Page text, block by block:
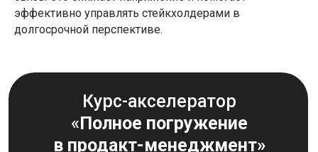
эффективно управлять стейкхолдерами в
долгосрочной перспективе.